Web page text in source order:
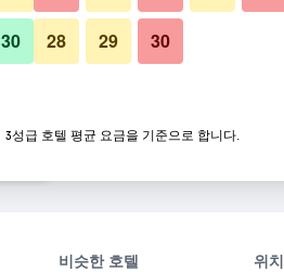
iQ 호텔 로마 사진
비슷한 호텔 위치
30 28 29 30
3성급 호텔 평균 요금을 기준으로 합니다.